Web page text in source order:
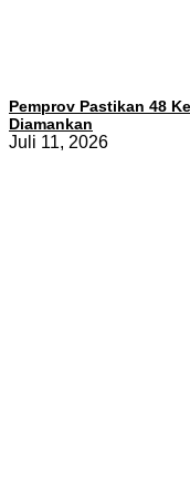
Pemprov Pastikan 48
Diamankan
Juli 11, 2026